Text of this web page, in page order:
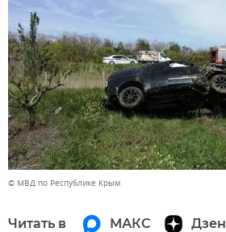
© МВД по Республике Крым
Читать в МАКС Дзен